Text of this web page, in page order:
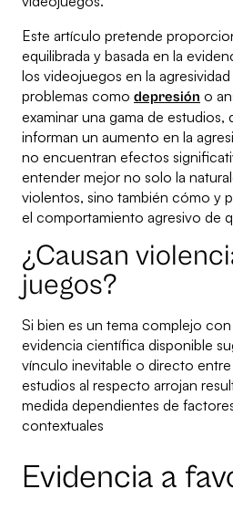
Este artículo pretende
equilibrada y basada en la
los videojuegos en la
problemas como depresión o
examinar una gama de estudios,
informan un aumento en la
no encuentran efectos
entender mejor no solo la
violentos, sino también cómo y
el comportamiento agresivo de
¿Causan
juegos?
Si bien es un tema complejo con
evidencia científica disponible
vínculo inevitable o directo
estudios al respecto arrojan
medida dependientes de
contextuales
Evidencia a